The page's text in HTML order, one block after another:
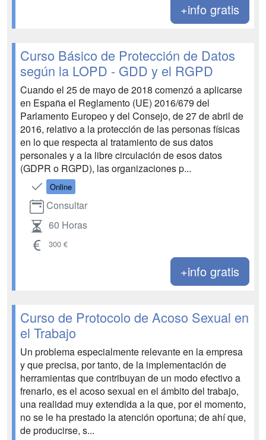
+info gratis
Curso Básico de Protección de Datos
según la LOPD - GDD y el RGPD
Cuando el 25 de mayo de 2018 comenzó a aplicarse
en España el Reglamento (UE) 2016/679 del
Parlamento Europeo y del Consejo, de 27 de abril de
2016, relativo a la protección de las personas físicas
en lo que respecta al tratamiento de sus datos
personales y a la libre circulación de esos datos
(GDPR o RGPD), las organizaciones p...
Online
Consultar
60 Horas
300 €
+info gratis
Curso de Protocolo de Acoso Sexual en
el Trabajo
Un problema especialmente relevante en la empresa
y que precisa, por tanto, de la implementación de
herramientas que contribuyan de un modo efectivo a
frenarlo, es el acoso sexual en el ámbito del trabajo,
una realidad muy extendida a la que, por el momento,
no se le ha prestado la atención oportuna; de ahí que,
de producirse, s...